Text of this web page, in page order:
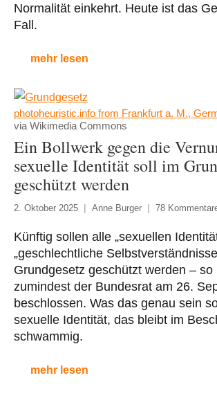
Normalität einkehrt. Heute ist das
Fall.
mehr lesen
photoheuristic.info from Frankfurt a. M.,
via Wikimedia Commons
Ein Bollwerk gegen die
sexuelle Identität soll im
geschützt werden
2. Oktober 2025 Anne Burger 78
Künftig sollen alle „sexuellen
„geschlechtliche
Grundgesetz geschützt werden – so
zumindest der Bundesrat am 26.
beschlossen. Was das genau sein
sexuelle Identität, das bleibt im
schwammig.
mehr lesen